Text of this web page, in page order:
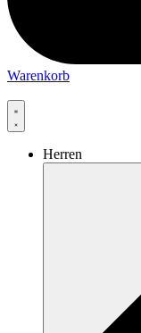
Warenkorb
Herren